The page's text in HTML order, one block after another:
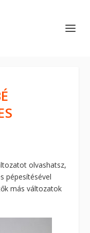
olvashatsz,
pépesítésével
más változatok